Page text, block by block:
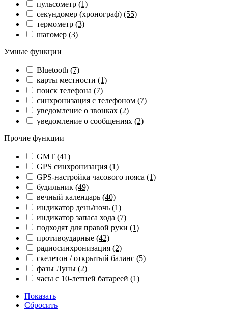
пульсометр (1)
секундомер (хронограф) (55)
термометр (3)
шагомер (3)
Умные функции
Bluetooth (7)
карты местности (1)
поиск телефона (7)
синхронизация с телефоном (7)
уведомление о звонках (2)
уведомление о сообщениях (2)
Прочие функции
GMT (41)
GPS синхронизация (1)
GPS-настройка часового пояса (1)
будильник (49)
вечный календарь (40)
индикатор день/ночь (1)
индикатор запаса хода (7)
подходят для правой руки (1)
противоударные (42)
радиосинхронизация (2)
скелетон / открытый баланс (5)
фазы Луны (2)
часы с 10-летней батареей (1)
Показать
Сбросить